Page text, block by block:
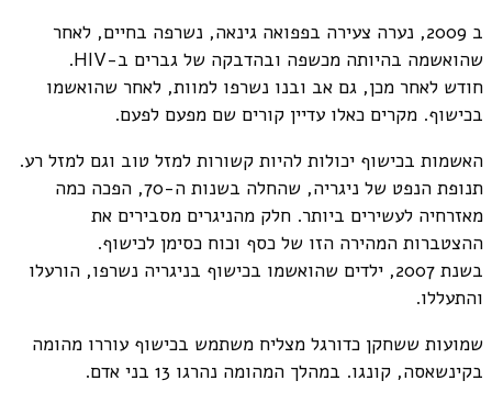
ב 2009, נערה צעירה בפפואה גינאה, נשרפה בחיים, לאחר
שהואשמה בהיותה מכשפה ובהדבקה של גברים ב-HIV.
חודש לאחר מכן, גם אב ובנו נשרפו למוות, לאחר שהואשמו
בכישוף. מקרים כאלו עדיין קורים שם מפעם לפעם.
האשמות בכישוף יכולות להיות קשורות למזל טוב וגם למזל רע.
תנופת הנפט של ניגריה, שהחלה בשנות ה-70, הפכה כמה
מאזרחיה לעשירים ביותר. חלק מהניגרים מסבירים את
ההצטברות המהירה הזו של כסף וכוח כסימן לכישוף.
בשנת 2007, ילדים שהואשמו בכישוף בניגריה נשרפו, הורעלו
והתעללו.
שמועות ששחקן כדורגל מצליח משתמש בכישוף עוררו מהומה
בקינשאסה, קונגו. במהלך המהומה נהרגו 13 בני אדם.